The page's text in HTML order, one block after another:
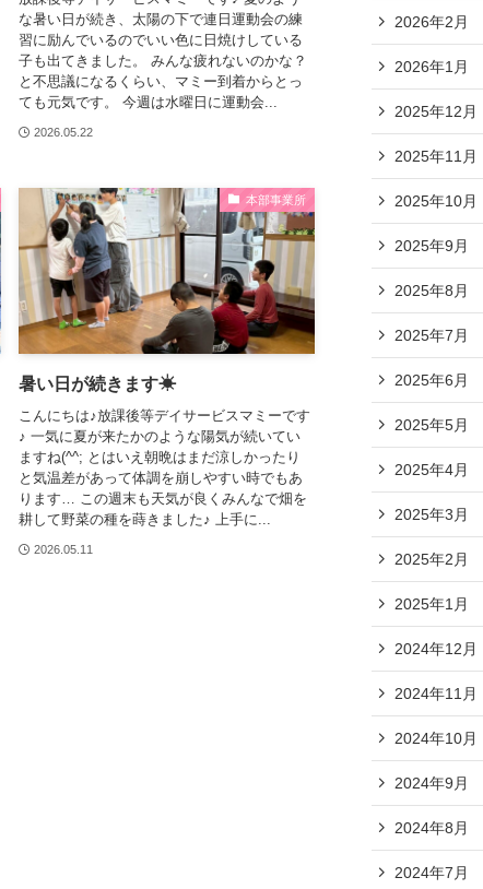
な暑い日が続き、太陽の下で連日運動会の練
習に励んでいるのでいい色に日焼けしている
子も出てきました。 みんな疲れないのかな？
と不思議になるくらい、マミー到着からとっ
ても元気です。 今週は水曜日に運動会...
2026.05.22
本部事業所
暑い日が続きます☀
こんにちは♪放課後等デイサービスマミーです
♪ 一気に夏が来たかのような陽気が続いてい
ますね(^^; とはいえ朝晩はまだ涼しかったり
と気温差があって体調を崩しやすい時でもあ
ります… この週末も天気が良くみんなで畑を
耕して野菜の種を蒔きました♪ 上手に...
2026.05.11
2026年2月
2026年1月
2025年12月
2025年11月
2025年10月
2025年9月
2025年8月
2025年7月
2025年6月
2025年5月
2025年4月
2025年3月
2025年2月
2025年1月
2024年12月
2024年11月
2024年10月
2024年9月
2024年8月
2024年7月